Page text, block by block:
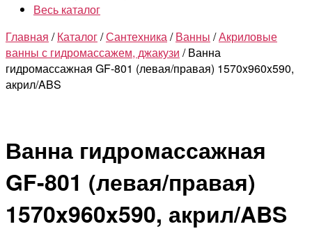
Весь каталог
Главная /Каталог/Сантехника/Ванны /Акриловые
ванны с гидромассажем, джакузи / Ванна
гидромассажная GF-801 (левая/правая) 1570x960x590,
акрил/ABS
Ванна гидромассажная
GF-801 (левая/правая)
1570x960x590, акрил/ABS